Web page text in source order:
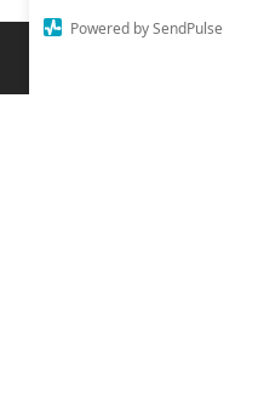
Powered by SendPulse
Закладки